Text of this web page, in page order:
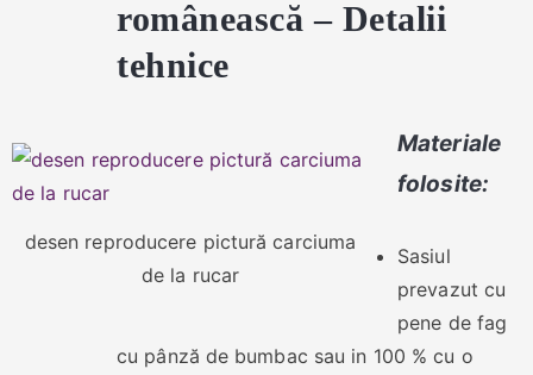
românească – Detalii
tehnice
desen reproducere pictură carciuma
de la rucar
Materiale
folosite:
Sasiul
prevazut cu
pene de fag
cu pânză de bumbac sau in 100 % cu o